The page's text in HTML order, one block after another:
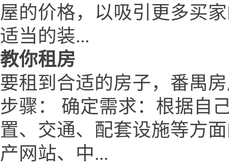
屋的价格，以吸引更多买
适当的装...
教你租房
要租到合适的房子，番禺
步骤： 确定需求：根据自
置、交通、配套设施等方
产网站、中...